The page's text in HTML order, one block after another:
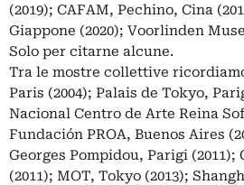
(2019); CAFAM, Pechino, Cina
Giappone (2020); Voorlinden
Solo per citarne alcune.
Tra le mostre collettive
Paris (2004); Palais de Tokyo,
Nacional Centro de Arte Reina
Fundación PROA, Buenos Aires
Georges Pompidou, Parigi
(2011); MOT, Tokyo (2013);